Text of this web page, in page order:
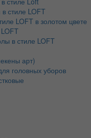
стиле LOFT
LOFT в золотом цвете
в стиле LOFT
арт)
головных уборов